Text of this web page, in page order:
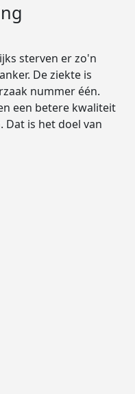
sterven er zo'n
De ziekte is
nummer één.
een betere kwaliteit
Dat is het doel van